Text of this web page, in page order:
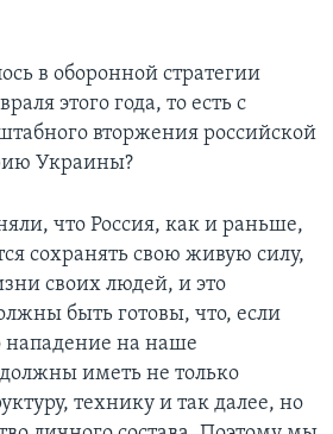
в оборонной стратегии
этого года, то есть с
вторжения российской
Украины?
что Россия, как и раньше,
сохранять свою живую силу,
своих людей, и это
быть готовы, что, если
нападение на наше
иметь не только
технику и так далее, но